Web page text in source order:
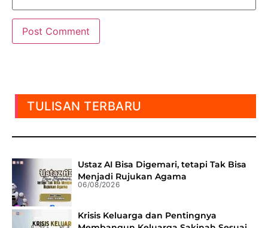
TULISAN TERBARU
Ustaz AI Bisa Digemari, tetapi Tak Bisa
Menjadi Rujukan Agama
06/08/2026
Krisis Keluarga dan Pentingnya